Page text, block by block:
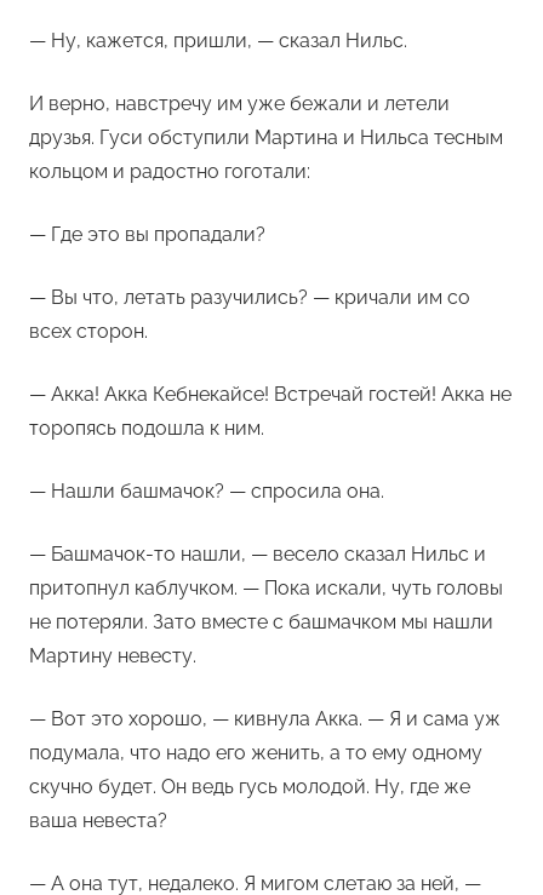
— Ну, кажется, пришли, — сказал Нильс.
И верно, навстречу им уже бежали и летели
друзья. Гуси обступили Мартина и Нильса тесным
кольцом и радостно гоготали:
— Где это вы пропадали?
— Вы что, летать разучились? — кричали им со
всех сторон.
— Акка! Акка Кебнекайсе! Встречай гостей! Акка не
торопясь подошла к ним.
— Нашли башмачок? — спросила она.
— Башмачок-то нашли, — весело сказал Нильс и
притопнул каблучком. — Пока искали, чуть головы
не потеряли. Зато вместе с башмачком мы нашли
Мартину невесту.
— Вот это хорошо, — кивнула Акка. — Я и сама уж
подумала, что надо его женить, а то ему одному
скучно будет. Он ведь гусь молодой. Ну, где же
ваша невеста?
— А она тут, недалеко. Я мигом слетаю за ней, —